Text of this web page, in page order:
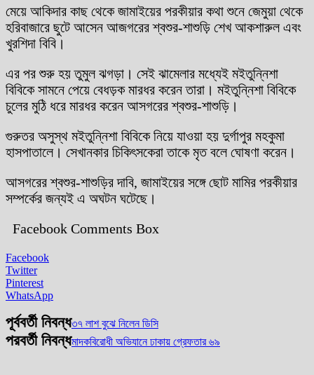
মেয়ে আকিদার কাছ থেকে জামাইয়ের পরকীয়ার কথা শুনে জেমুয়া থেকে
হরিবাজারে ছুটে আসেন আজগরের শ্বশুর-শাশুড়ি শেখ আকশারুল এবং
খুরশিদা বিবি।
এর পর শুরু হয় তুমুল ঝগড়া। সেই ঝামেলার মধ্যেই মইতুন্নিশা
বিবিকে সামনে পেয়ে বেধড়ক মারধর করেন তারা। মইতুন্নিশা বিবিকে
চুলের মুঠি ধরে মারধর করেন আসগরের শ্বশুর-শাশুড়ি।
গুরুতর অসুস্থ মইতুন্নিশা বিবিকে নিয়ে যাওয়া হয় দুর্গাপুর মহকুমা
হাসপাতালে। সেখানকার চিকিৎসকেরা তাকে মৃত বলে ঘোষণা করেন।
আসগরের শ্বশুর-শাশুড়ির দাবি, জামাইয়ের সঙ্গে ছোট মামির পরকীয়ার
সম্পর্কের জন্যই এ অঘটন ঘটেছে।
Facebook Comments Box
Facebook
Twitter
Pinterest
WhatsApp
পূর্ববর্তী নিবন্ধ৩৭ লাশ বুঝে নিলেন ডিসি
পরবর্তী নিবন্ধমাদকবিরোধী অভিযানে ঢাকায় গ্রেফতার ৬৯